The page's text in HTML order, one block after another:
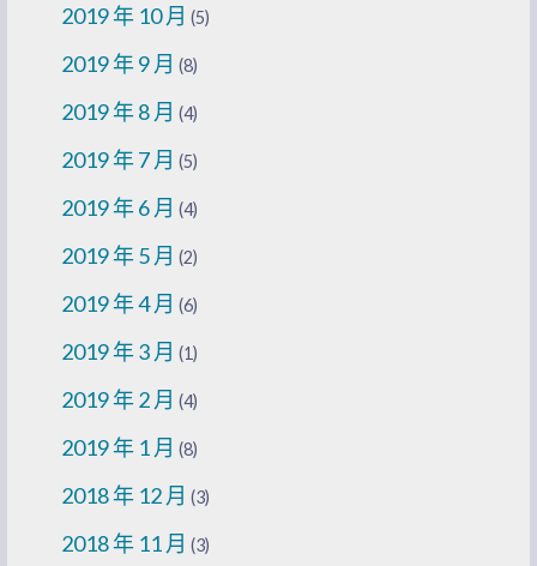
2019 年 10 月 (5)
2019 年 9 月 (8)
2019 年 8 月 (4)
2019 年 7 月 (5)
2019 年 6 月 (4)
2019 年 5 月 (2)
2019 年 4 月 (6)
2019 年 3 月 (1)
2019 年 2 月 (4)
2019 年 1 月 (8)
2018 年 12 月 (3)
2018 年 11 月 (3)